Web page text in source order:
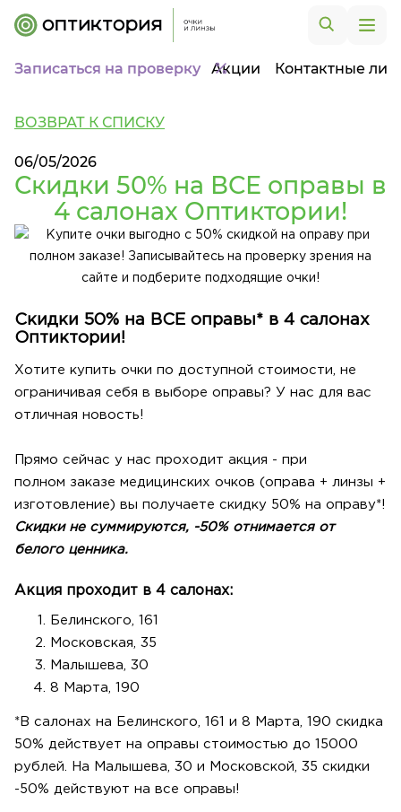
Записаться на проверку Акции Контактные
ВОЗВРАТ К СПИСКУ
06/05/2026
Скидки 50% на ВСЕ оправы в
4 салонах Оптиктории!
Скидки 50% на ВСЕ оправы* в 4 салонах
Оптиктории!
Хотите купить очки по доступной стоимости, не
ограничивая себя в выборе оправы? У нас для вас
отличная новость!
Прямо сейчас у нас проходит акция - при
полном заказе медицинских очков (оправа + линзы +
изготовление) вы получаете скидку 50% на оправу*!
Скидки не суммируются, -50% отнимается от
белого ценника.
Акция проходит в 4 салонах:
Белинского, 161
Московская, 35
Малышева, 30
8 Марта, 190
*В салонах на Белинского, 161 и 8 Марта, 190 скидка
50% действует на оправы стоимостью до 15000
рублей. На Малышева, 30 и Московской, 35 скидки
-50% действуют на все оправы!